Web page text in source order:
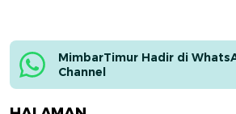
MimbarTimur Hadir di
Channel